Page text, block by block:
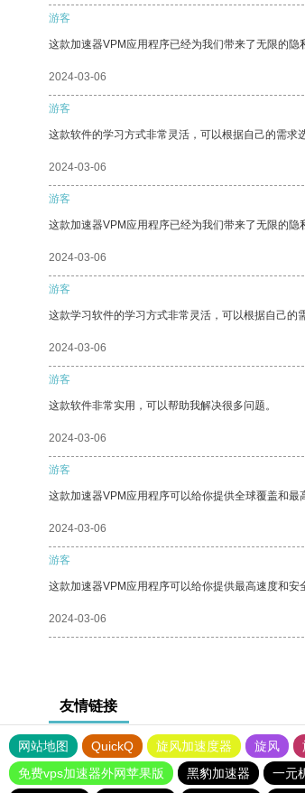
游客
这款加速器VPM应用程序已经为我们带来了无限的隐
2024-03-06
游客
这款软件的学习方式非常灵活，可以根据自己的需求
2024-03-06
游客
这款加速器VPM应用程序已经为我们带来了无限的隐
2024-03-06
游客
这款学习软件的学习方式非常灵活，可以根据自己的
2024-03-06
游客
这款软件非常实用，可以帮助我解决很多问题。
2024-03-06
游客
这款加速器VPM应用程序可以给你提供全球覆盖和最
2024-03-06
游客
这款加速器VPM应用程序可以给你提供最高速度和安
2024-03-06
友情链接
网站地图 QuickQ 旋风加速度器 旋风
免费vps加速器外网苹果版
黑豹加速器 一元